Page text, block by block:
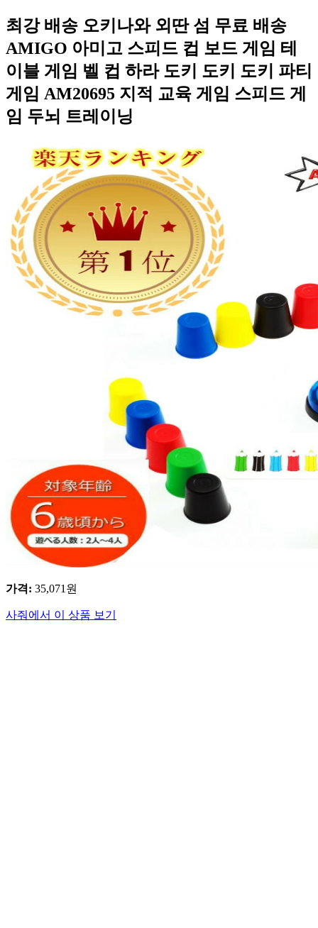
최강 배송 오키나와 외딴 섬 무료 배송
AMIGO 아미고 스피드 컵 보드 게임 테
이블 게임 벨 컵 하라 도키 도키 도키 파티
게임 AM20695 지적 교육 게임 스피드 게
임 두뇌 트레이닝
가격: 35,071 원
사줘에서 이 상품 보기